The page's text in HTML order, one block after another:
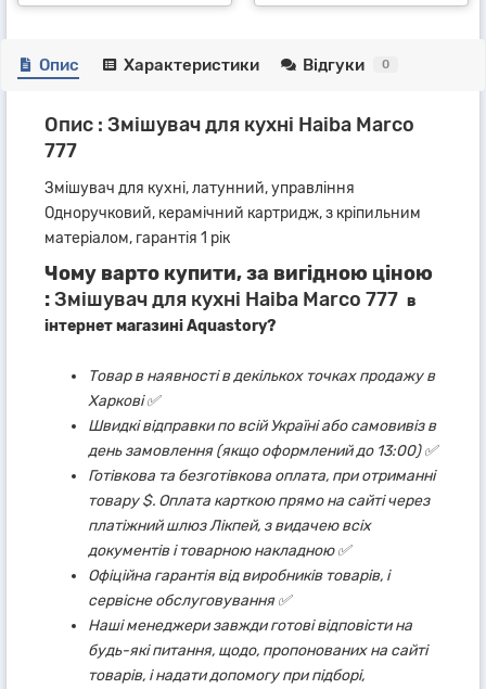
Опис Характеристики Відгуки 0
Опис : Змішувач для кухні Haiba Marco
777
Змішувач для кухні, латунний, управління
Одноручковий, керамічний картридж, з кріпильним
матеріалом, гарантія 1 рік
Чому варто купити, за вигідною ціною
:Змішувач для кухні Haiba Marco 777 в
інтернет магазині Aquastory?
Товар в наявності в декількох точках продажу в
Харкові ✅
Швидкі відправки по всій Україні або самовивіз в
день замовлення (якщо оформлений до 13:00) ✅
Готівкова та безготівкова оплата, при отриманні
товару $. Оплата карткою прямо на сайті через
платіжний шлюз Лікпей, з видачею всіх
документів і товарною накладною ✅
Офіційна гарантія від виробників товарів, і
сервісне обслуговування ✅
Наші менеджери завжди готові відповісти на
будь-які питання, щодо, пропонованих на сайті
товарів, і надати допомогу при підборі,